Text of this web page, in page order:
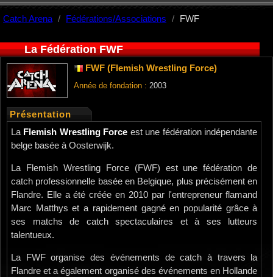
Catch Arena Fédérations/Associations FWF
La Fédération FWF
FWF (Flemish Wrestling Force)
Année de fondation : 2003
Présentation
La Flemish Wrestling Force est une fédération indépendante
belge basée à Oosterwijk.
La Flemish Wrestling Force (FWF) est une fédération de
catch professionnelle basée en Belgique, plus précisément en
Flandre. Elle a été créée en 2010 par l'entrepreneur flamand
Marc Matthys et a rapidement gagné en popularité grâce à
ses matchs de catch spectaculaires et à ses lutteurs
talentueux.
La FWF organise des événements de catch à travers la
Flandre et a également organisé des événements en Hollande